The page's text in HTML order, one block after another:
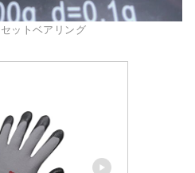
ットベアリング